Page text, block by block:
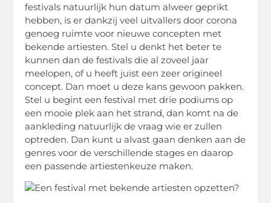
festivals natuurlijk hun datum alweer geprikt
hebben, is er dankzij veel uitvallers door corona
genoeg ruimte voor nieuwe concepten met
bekende artiesten. Stel u denkt het beter te
kunnen dan de festivals die al zoveel jaar
meelopen, of u heeft juist een zeer origineel
concept. Dan moet u deze kans gewoon pakken.
Stel u begint een festival met drie podiums op
een mooie plek aan het strand, dan komt na de
aankleding natuurlijk de vraag wie er zullen
optreden. Dan kunt u alvast gaan denken aan de
genres voor de verschillende stages en daarop
een passende artiestenkeuze maken.